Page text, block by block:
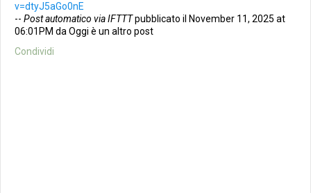
v=dtyJ5aGo0nE
-- Post automatico via IFTTTpubblicato il November 11, 2025 at
06:01PM da Oggi è un altro post
Condividi